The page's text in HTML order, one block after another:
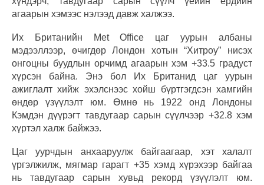
агаарын хэмээс нэлээд давж халжээ.
Их Британийн Met Office цаг уурын албаны
мэдээллээр, өчигдөр Лондон хотын “Хитроу” нисэх
онгоцны буудлын орчимд агаарын хэм +33.5 градуст
хүрсэн байна. Энэ бол Их Британид цаг уурын
ажиглалт хийж эхэлснээс хойш бүртгэгдсэн хамгийн
өндөр үзүүлэлт юм. Өмнө нь 1922 онд Лондоны
Кэмдэн дүүрэгт тавдугаар сарын сүүлчээр +32.8 хэм
хүртэл халж байжээ.
Цаг уурчдын анхааруулж байгаагаар, хэт халалт
үргэлжилж, мягмар гарагт +35 хэмд хүрэхээр байгаа
нь тавдугаар сарын хувьд рекорд үзүүлэлт юм.